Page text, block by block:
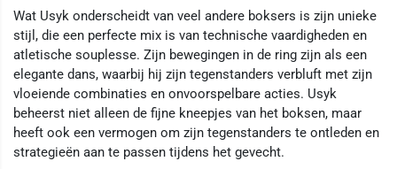
Wat Usyk onderscheidt van veel andere boksers is zijn unieke
stijl, die een perfecte mix is van technische vaardigheden en
atletische souplesse. Zijn bewegingen in de ring zijn als een
elegante dans, waarbij hij zijn tegenstanders verbluft met zijn
vloeiende combinaties en onvoorspelbare acties. Usyk
beheerst niet alleen de fijne kneepjes van het boksen, maar
heeft ook een vermogen om zijn tegenstanders te ontleden en
strategieën aan te passen tijdens het gevecht.